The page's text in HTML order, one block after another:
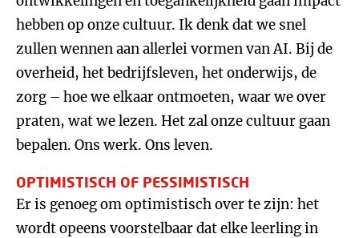
hebben op onze cultuur. Ik denk dat we snel
zullen wennen aan allerlei vormen van AI. Bij de
overheid, het bedrijfsleven, het onderwijs, de
zorg – hoe we elkaar ontmoeten, waar we over
praten, wat we lezen. Het zal onze cultuur gaan
bepalen. Ons werk. Ons leven.
OPTIMISTISCH OF PESSIMISTISCH
Er is genoeg om optimistisch over te zijn: het
wordt opeens voorstelbaar dat elke leerling in